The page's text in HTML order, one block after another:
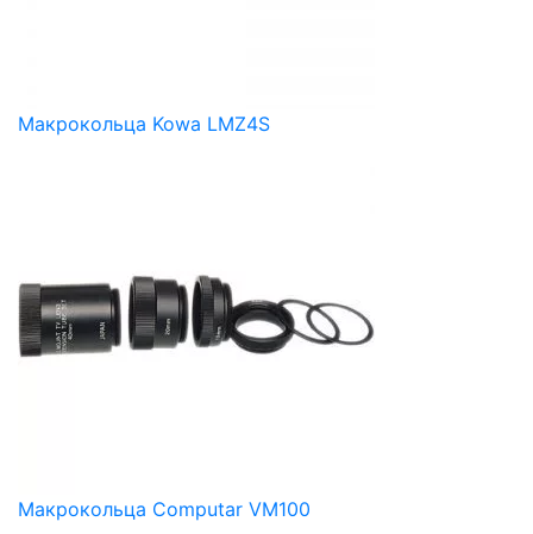
Макрокольца Kowa LMZ4S
Макрокольца Computar VM100